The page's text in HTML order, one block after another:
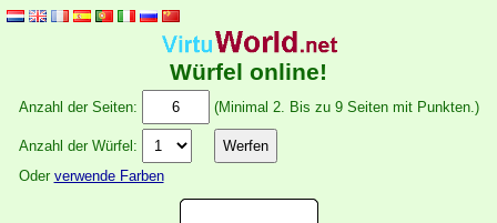
Würfel online!
Anzahl der Seiten: (Minimal 2. Bis zu 9 Seiten mit Punkten.)
Anzahl der Würfel:
Oder verwende Farben